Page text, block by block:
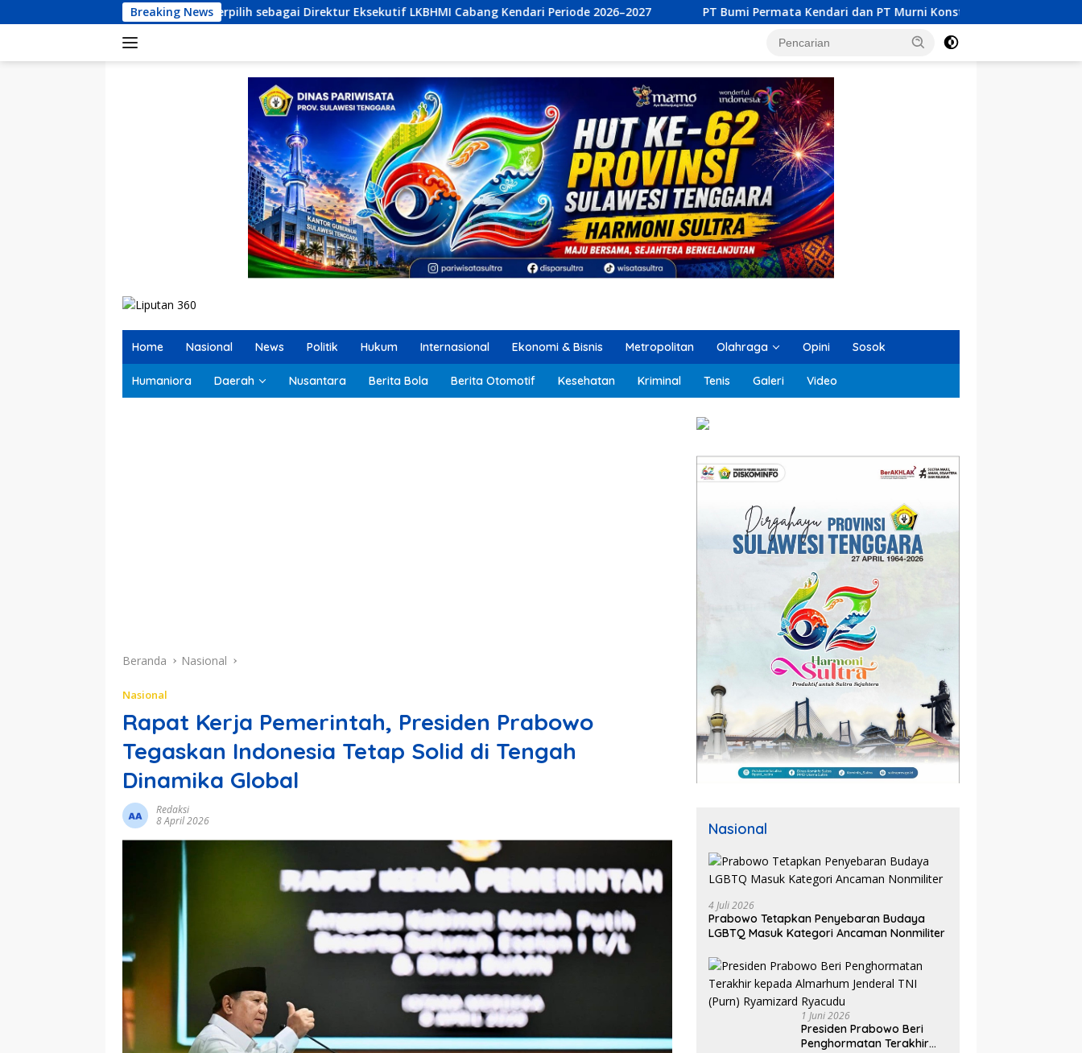
ke
Breaking News
Resmi Terpilih sebagai Direktur Eksekutif LKBHMI Cabang Kendari Periode 2026–2027 PT Bumi Permata Kendari dan PT Murni Konstruksi Indonesia Dilaporkan MPM UHO
Home Nasional News Politik Hukum Internasional Ekonomi & Bisnis Metropolitan Olahraga Opini Sosok
Humaniora Daerah Nusantara Berita Bola Berita Otomotif Kesehatan Kriminal Tenis Galeri Video
Beranda Nasional
Nasional
Rapat Kerja Pemerintah, Presiden Prabowo
Tegaskan Indonesia Tetap Solid di Tengah
Dinamika Global
Redaksi
8 April 2026
Nasional
4 Juli 2026
Prabowo Tetapkan Penyebaran Budaya
LGBTQ Masuk Kategori Ancaman Nonmiliter
1 Juni 2026
Presiden Prabowo Beri
Penghormatan Terakhir